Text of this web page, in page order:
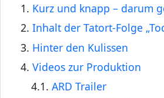
1. Kurz und knapp – darum
2. Inhalt der Tatort-Folge
3. Hinter den Kulissen
4. Videos zur Produktion
4.1. ARD Trailer